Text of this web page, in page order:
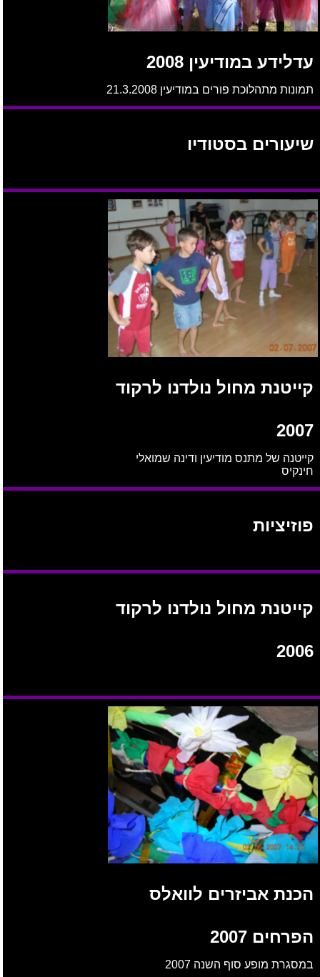
עדלידע במודיעין 2008
תמונות מתהלוכת פורים במודיעין 21.3.2008
שיעורים בסטודיו
קייטנת מחול נולדנו לרקוד
2007
קייטנה של מתנס מודיעין ודינה שמואלי
חינקיס
פוזיציות
קייטנת מחול נולדנו לרקוד
2006
הכנת אביזרים לוואלס
הפרחים 2007
במסגרת מופע סוף השנה 2007